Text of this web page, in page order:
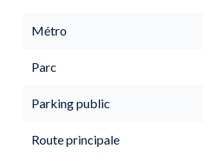
Métro
Parc
Parking public
Route principale